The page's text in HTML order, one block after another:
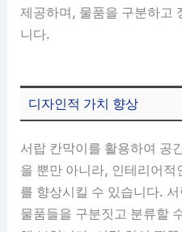
제공하며, 물품을 구분하고
니다.
디자인적 가치 향상
서랍 칸막이를 활용하여 공
을 뿐만 아니라, 인테리어
를 향상시킬 수 있습니다.
물품들을 구분짓고 분류할